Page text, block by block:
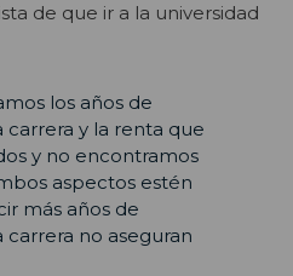
de que ir a la universidad
los años de
y la renta que
y no encontramos
aspectos estén
más años de
no aseguran